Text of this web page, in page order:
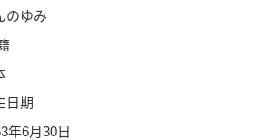
のゆみ
日期
年6月30日